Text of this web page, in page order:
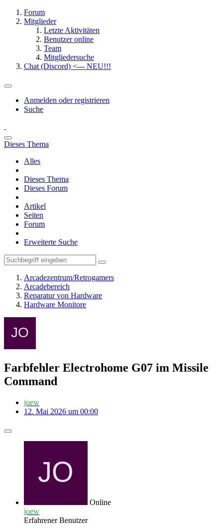
Forum
Mitglieder
Letzte Aktivitäten
Benutzer online
Team
Mitgliedersuche
Chat (Discord) <--- NEU!!!
Anmelden oder registrieren
Suche
Dieses Thema
Alles
Dieses Thema
Dieses Forum
Artikel
Seiten
Forum
Erweiterte Suche
Arcadezentrum/Retrogamers
Arcadebereich
Reparatur von Hardware
Hardware Monitore
Farbfehler Electrohome G07 im Missile
Command
joew
12. Mai 2026 um 00:00
Online
joew
Erfahrener Benutzer